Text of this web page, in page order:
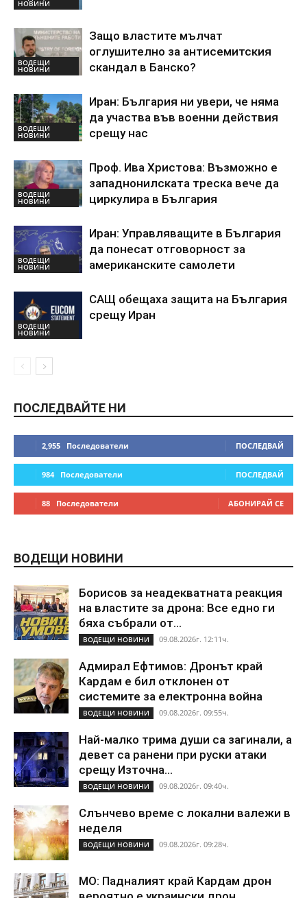
НОВИНИ
ВОДЕЩИ
НОВИНИ
Защо властите мълчат
оглушително за антисемитския
скандал в Банско?
ВОДЕЩИ
НОВИНИ
Иран: България ни увери, че няма
да участва във военни действия
срещу нас
ВОДЕЩИ
НОВИНИ
Проф. Ива Христова: Възможно е
западнонилската треска вече да
циркулира в България
ВОДЕЩИ
НОВИНИ
Иран: Управляващите в България
да понесат отговорност за
американските самолети
ВОДЕЩИ
НОВИНИ
САЩ обещаха защита на България
срещу Иран
ПОСЛЕДВАЙТЕ НИ
2,955 Последователи ПОСЛЕДВАЙ
984 Последователи ПОСЛЕДВАЙ
88 Последователи АБОНИРАЙ СЕ
ВОДЕЩИ НОВИНИ
Борисов за неадекватната реакция
на властите за дрона: Все едно ги
бяха събрали от...
ВОДЕЩИ НОВИНИ 09.08.2026г. 12:11ч.
Адмирал Ефтимов: Дронът край
Кардам е бил отклонен от
системите за електронна война
ВОДЕЩИ НОВИНИ 09.08.2026г. 09:55ч.
Най-малко трима души са загинали, а
девет са ранени при руски атаки
срещу Източна...
ВОДЕЩИ НОВИНИ 09.08.2026г. 09:40ч.
Слънчево време с локални валежи в
неделя
ВОДЕЩИ НОВИНИ 09.08.2026г. 09:28ч.
МО: Падналият край Кардам дрон